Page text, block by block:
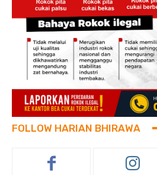
FOLLOW HARIAN BHIRAWA